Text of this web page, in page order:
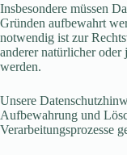
Insbesondere müssen
Gründen aufbewahrt
notwendig ist zur
anderer natürlicher oder
werden.
Unsere
Aufbewahrung und
Verarbeitungsprozesse